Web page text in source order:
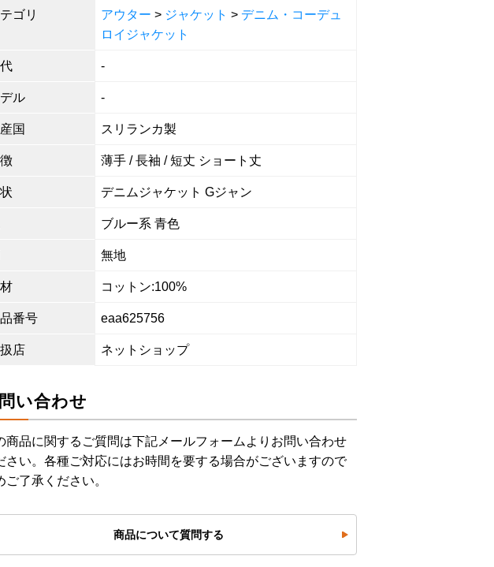
ゴリ アウター > ジャケット > デニム・コーデュ
ロイジャケット
-
ル -
国 スリランカ製
薄手 / 長袖 / 短丈 ショート丈
デニムジャケット Gジャン
ブルー系 青色
無地
コットン:100%
番号 eaa625756
店 ネットショップ
い合わせ
商品に関するご質問は下記メールフォームよりお問い合わせ
さい。各種ご対応にはお時間を要する場合がございますので
ご了承ください。
商品について質問する